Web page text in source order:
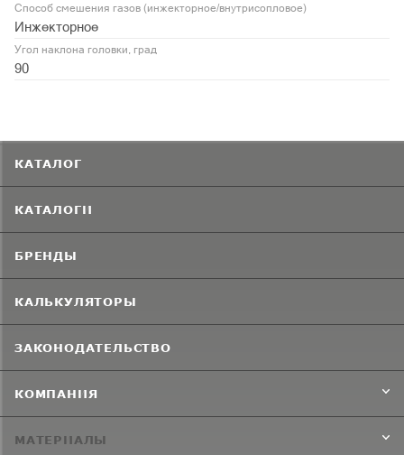
Способ смешения газов (инжекторное/внутрисопловое)
Инжекторное
Угол наклона головки, град
90
КАТАЛОГ
КАТАЛОГИ
БРЕНДЫ
КАЛЬКУЛЯТОРЫ
ЗАКОНОДАТЕЛЬСТВО
КОМПАНИЯ
МАТЕРИАЛЫ